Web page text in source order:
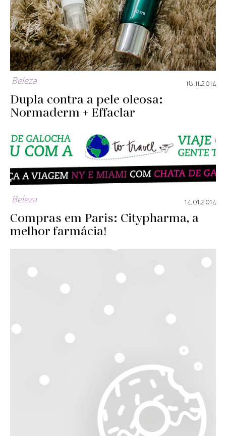
Beleza 18.11.2014
Dupla contra a pele oleosa:
Normaderm + Effaclar
Beleza 14.01.2014
Compras em Paris: Citypharma, a
melhor farmácia!